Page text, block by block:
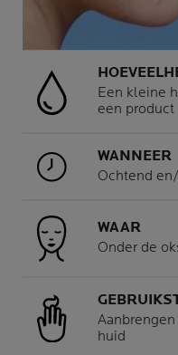
Een kleine
een product
WANNEER
Ochtend
WAAR
Onder de
huid